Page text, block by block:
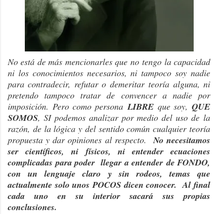
No está de más mencionarles que no tengo la capacidad
ni los conocimientos necesarios, ni tampoco soy nadie
para contradecir, refutar o demeritar teoría alguna, ni
pretendo tampoco tratar de convencer a nadie por
imposición. Pero como personaLIBREque soy,QUE
SOMOS, SI podemos analizar por medio del uso de la
razón, de la lógica y del sentido común cualquier teoría
propuesta y dar opiniones al respecto.No necesitamos
ser científicos, ni físicos, ni entender ecuaciones
complicadas para poder llegar a entender de FONDO,
con un lenguaje claro y sin rodeos, temas que
actualmente solo unos POCOS dicen conocer. Al final
cada uno en su interior sacará sus propias
conclusiones.